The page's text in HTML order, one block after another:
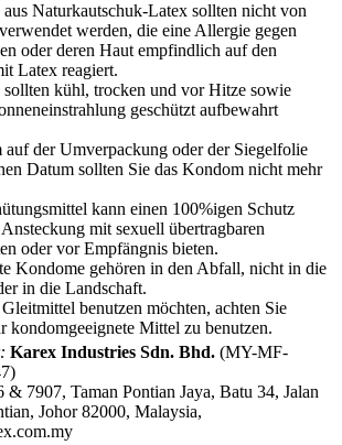
Naturkautschuk-Latex sollten nicht von
werden, die eine Allergie gegen
oder deren Haut empfindlich auf den
Latex reagiert.
kühl, trocken und vor Hitze sowie
geschützt aufbewahrt
auf der Umverpackung oder der Siegelfolie
Datum sollten Sie das Kondom nicht mehr
kann einen 100%igen Schutz
mit sexuell übertragbaren
oder vor Empfängnis bieten.
Kondome gehören in den Abfall, nicht in die
in die Landschaft.
benutzen möchten, achten Sie
kondomgeeignete Mittel zu benutzen.
Karex Industries Sdn. Bhd. (MY-MF-
& 7907, Taman Pontian Jaya, Batu 34, Jalan
Johor 82000, Malaysia,